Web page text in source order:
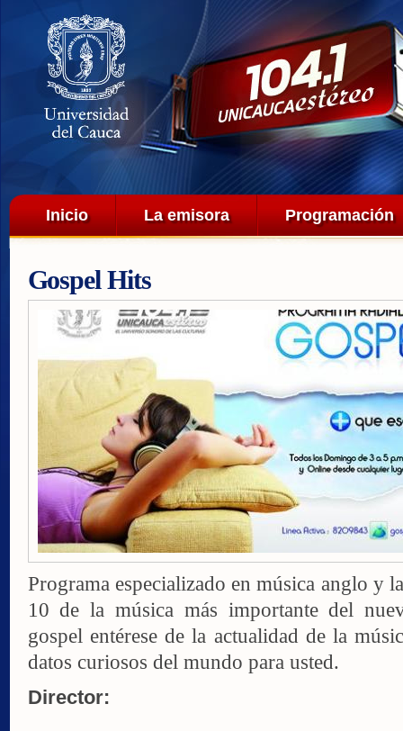
Menú principal
Inicio La emisora Programación
Gospel Hits
Programa especializado en música anglo y
10 de la música más importante del
gospel entérese de la actualidad de la
datos curiosos del mundo para usted.
Director: